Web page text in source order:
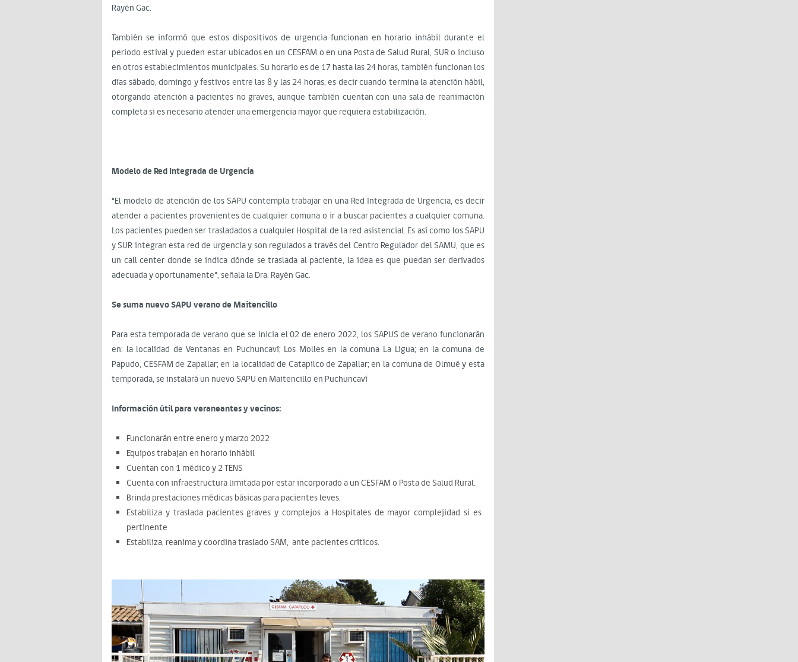
Rayén Gac.
También se informó que estos dispositivos de urgencia funcionan en horario inhábil durante el
periodo estival y pueden estar ubicados en un CESFAM o en una Posta de Salud Rural, SUR o incluso
en otros establecimientos municipales. Su horario es de 17 hasta las 24 horas, también funcionan los
días sábado, domingo y festivos entre las 8 y las 24 horas, es decir cuando termina la atención hábil,
otorgando atención a pacientes no graves, aunque también cuentan con una sala de reanimación
completa si es necesario atender una emergencia mayor que requiera estabilización.
Modelo de Red Integrada de Urgencia
“El modelo de atención de los SAPU contempla trabajar en una Red Integrada de Urgencia, es decir
atender a pacientes provenientes de cualquier comuna o ir a buscar pacientes a cualquier comuna.
Los pacientes pueden ser trasladados a cualquier Hospital de la red asistencial. Es así como los SAPU
y SUR integran esta red de urgencia y son regulados a través del Centro Regulador del SAMU, que es
un call center donde se indica dónde se traslada al paciente, la idea es que puedan ser derivados
adecuada y oportunamente”, señala la Dra. Rayén Gac.
Se suma nuevo SAPU verano de Maitencillo
Para esta temporada de verano que se inicia el 02 de enero 2022, los SAPUS de verano funcionarán
en: la localidad de Ventanas en Puchuncaví; Los Molles en la comuna La Ligua; en la comuna de
Papudo, CESFAM de Zapallar; en la localidad de Catapilco de Zapallar; en la comuna de Olmué y esta
temporada, se instalará un nuevo SAPU en Maitencillo en Puchuncaví
Información útil para veraneantes y vecinos:
Funcionarán entre enero y marzo 2022
Equipos trabajan en horario inhábil
Cuentan con 1 médico y 2 TENS
Cuenta con infraestructura limitada por estar incorporado a un CESFAM o Posta de Salud Rural.
Brinda prestaciones médicas básicas para pacientes leves.
Estabiliza y traslada pacientes graves y complejos a Hospitales de mayor complejidad si es
pertinente
Estabiliza, reanima y coordina traslado SAM, ante pacientes críticos.